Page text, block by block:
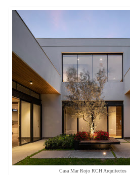
Casa Mar Rojo RCH Arquitectos